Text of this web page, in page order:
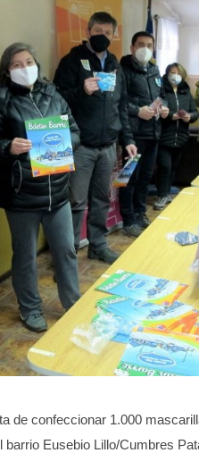
de confeccionar 1.000
Eusebio Lillo/Cumbres